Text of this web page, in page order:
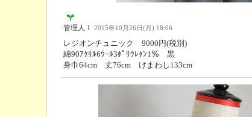
管理人Ｉ 2015年10月26日(月) 18:06
レジオンチュニック 9000円(税別)
綿90ｱｸﾘﾙ6ｳｰﾙ3ﾎﾟﾘｳﾚﾀﾝ1％ 黒
身巾64cm 丈76cm けまわし133cm